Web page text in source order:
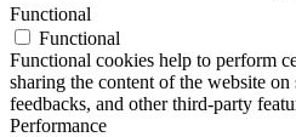
Functional
Functional
Functional cookies help to perform
sharing the content of the website
feedbacks, and other third-party
Performance